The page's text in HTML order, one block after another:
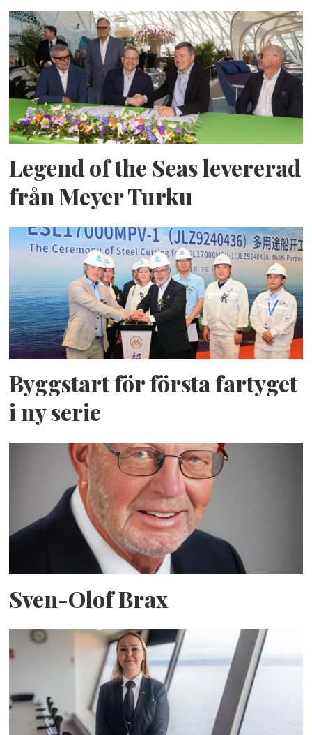
Legend of the Seas levererad
från Meyer Turku
Byggstart för första fartyget
i ny serie
Sven-Olof Brax